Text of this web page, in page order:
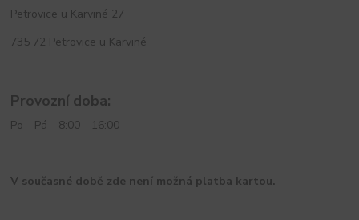
Petrovice u Karviné 27
735 72 Petrovice u Karviné
Provozní doba:
Po - Pá - 8:00 - 16:00
V současné době zde není možná platba kartou.